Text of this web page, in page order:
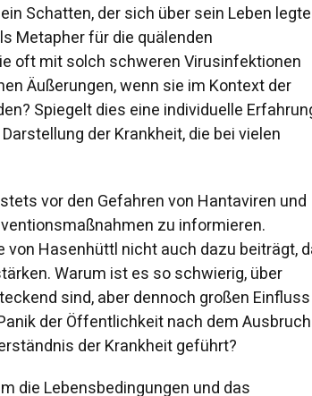
Schatten, der sich über sein Leben
Metapher für die quälenden
oft mit solch schweren Virusinfektionen
Äußerungen, wenn sie im Kontext der
Spiegelt dies eine individuelle
der Krankheit, die bei vielen
vor den Gefahren von Hantaviren und
zu informieren.
von Hasenhüttl nicht auch dazu beiträgt,
Warum ist es so schwierig, über
sind, aber dennoch großen Einfluss
der Öffentlichkeit nach dem Ausbruch
der Krankheit geführt?
die Lebensbedingungen und das